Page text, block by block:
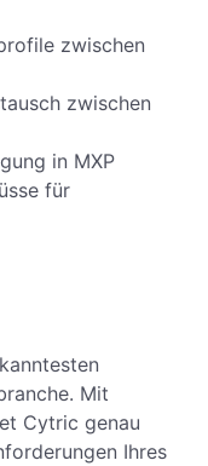
zwischen
zwischen
in MXP
für
Mit
Cytric genau
Ihres